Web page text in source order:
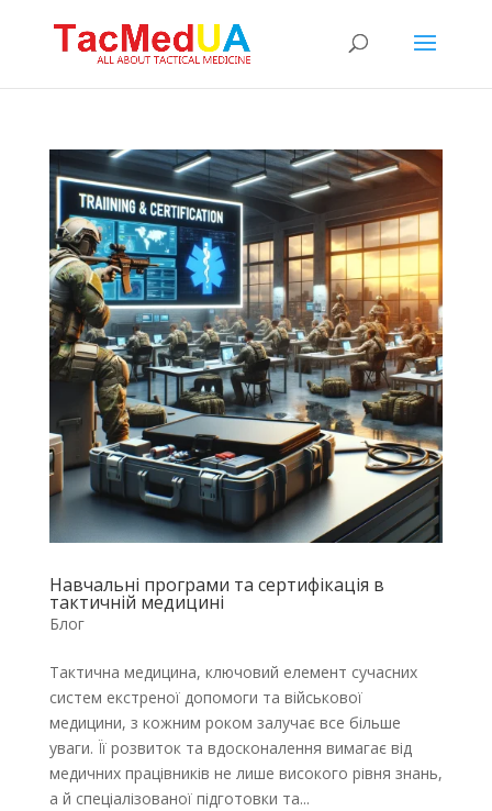
Навчальні програми та сертифікація в
тактичній медицині
Блог
Тактична медицина, ключовий елемент сучасних
систем екстреної допомоги та військової
медицини, з кожним роком залучає все більше
уваги. Її розвиток та вдосконалення вимагає від
медичних працівників не лише високого рівня знань,
а й спеціалізованої підготовки та...